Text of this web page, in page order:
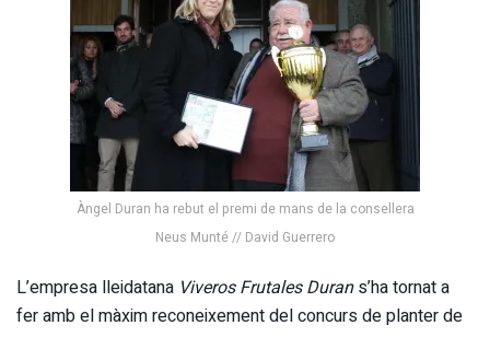
Àngel Duran ha rebut el premi de mans de la consellera
Neus Munté // David Guerrero
L’empresa lleidatana Viveros Frutales Durans’ha tornat a
fer amb el màxim reconeixement del concurs de planter de